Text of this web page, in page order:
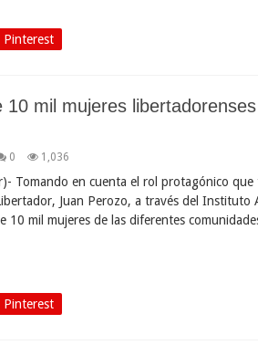
Pinterest
mil mujeres
0 1,036
Tomando en cuenta el rol protagónico que
Juan Perozo, a través del Instituto
10 mil mujeres de las diferentes
Pinterest